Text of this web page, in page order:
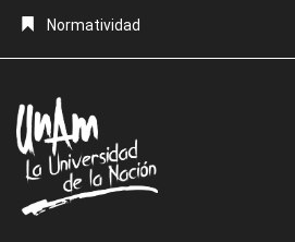
Normatividad